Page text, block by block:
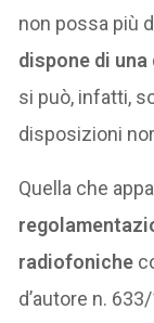
non possa più
dispone di
si può, infatti,
disposizioni
Quella che
radiofoniche
d’autore n.